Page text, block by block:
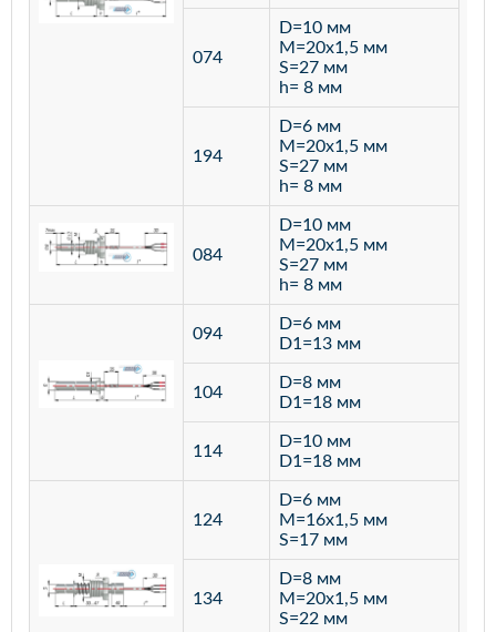
074
D=10 мм
M=20х1,5 мм
S=27 мм
h= 8 мм
194
D=6 мм
M=20х1,5 мм
S=27 мм
h= 8 мм
084
D=10 мм
M=20х1,5 мм
S=27 мм
h= 8 мм
094
D=6 мм
D1=13 мм
104
D=8 мм
D1=18 мм
114
D=10 мм
D1=18 мм
124
D=6 мм
M=16х1,5 мм
S=17 мм
134
D=8 мм
M=20х1,5 мм
S=22 мм